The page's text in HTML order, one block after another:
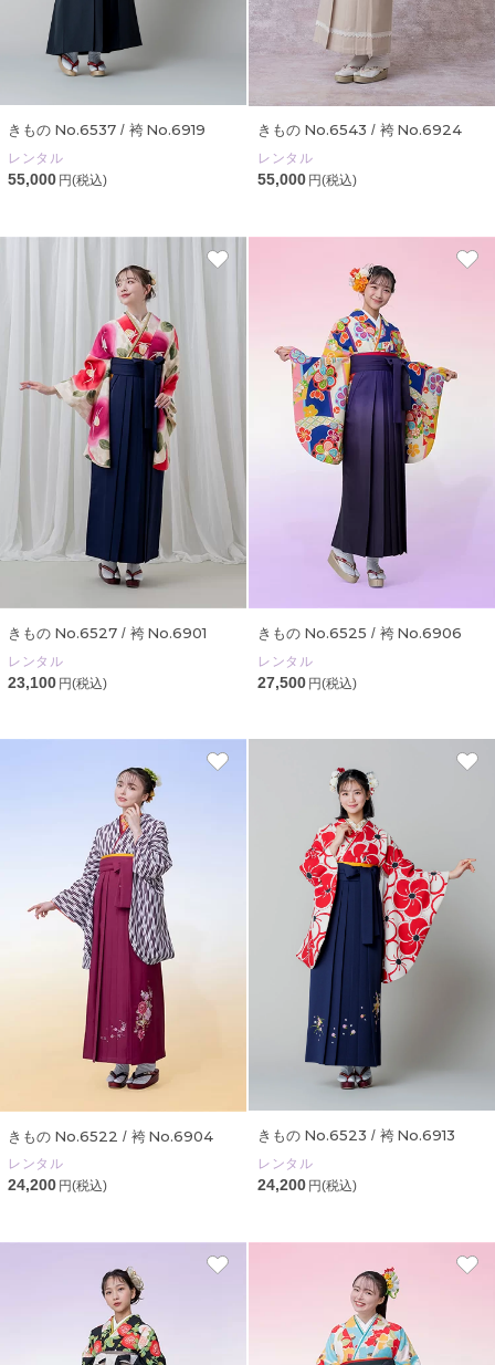
きもの No.6537/ 袴 No.6919
レンタル
55,000 円(税込)
きもの No.6543 / 袴 No.6924
レンタル
55,000 円(税込)
きもの No.6527/ 袴 No.6901
レンタル
23,100 円(税込)
きもの No.6525 / 袴 No.6906
レンタル
27,500 円(税込)
きもの No.6522 / 袴 No.6904
レンタル
24,200 円(税込)
きもの No.6523 / 袴 No.6913
レンタル
24,200 円(税込)